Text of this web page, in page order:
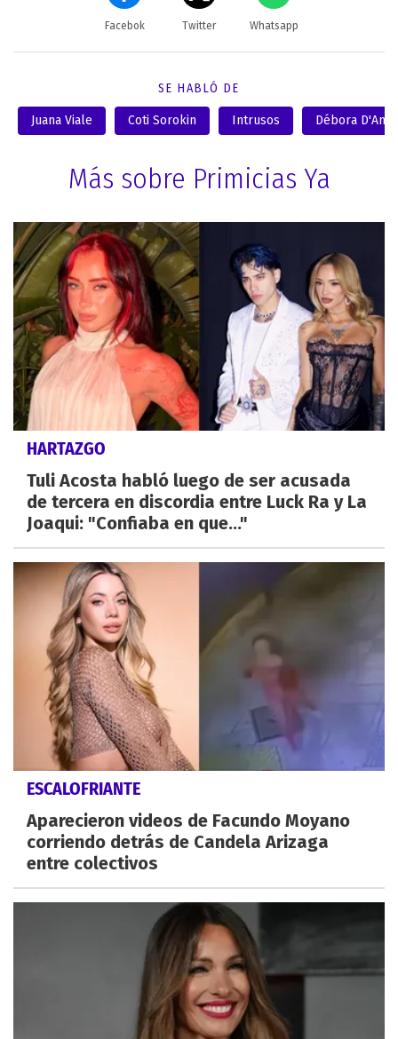
Facebok Twitter Whatsapp
SE HABLÓ DE
Juana Viale Coti Sorokin Intrusos Débora
Más sobre Primicias Ya
HARTAZGO
Tuli Acosta habló luego de ser acusada
de tercera en discordia entre Luck Ra y La
Joaqui: "Confiaba en que..."
ESCALOFRIANTE
Aparecieron videos de Facundo Moyano
corriendo detrás de Candela Arizaga
entre colectivos